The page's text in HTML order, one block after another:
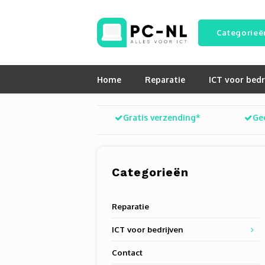
Home Reparatie ICT voor
Gratis verzending*
Categorieën
Reparatie
ICT voor bedrijven
Contact